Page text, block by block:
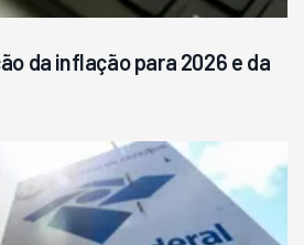
da inflação para 2026 e da